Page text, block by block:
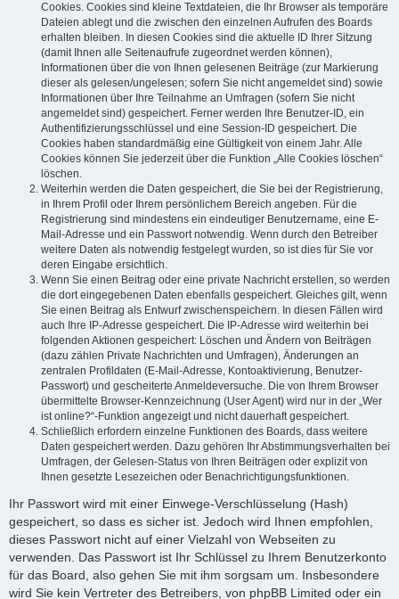
Cookies. Cookies sind kleine Textdateien, die Ihr Browser als temporäre
Dateien ablegt und die zwischen den einzelnen Aufrufen des Boards
erhalten bleiben. In diesen Cookies sind die aktuelle ID Ihrer Sitzung
(damit Ihnen alle Seitenaufrufe zugeordnet werden können),
Informationen über die von Ihnen gelesenen Beiträge (zur Markierung
dieser als gelesen/ungelesen; sofern Sie nicht angemeldet sind) sowie
Informationen über Ihre Teilnahme an Umfragen (sofern Sie nicht
angemeldet sind) gespeichert. Ferner werden Ihre Benutzer-ID, ein
Authentifizierungsschlüssel und eine Session-ID gespeichert. Die
Cookies haben standardmäßig eine Gültigkeit von einem Jahr. Alle
Cookies können Sie jederzeit über die Funktion „Alle Cookies löschen“
löschen.
Weiterhin werden die Daten gespeichert, die Sie bei der Registrierung,
in Ihrem Profil oder Ihrem persönlichem Bereich angeben. Für die
Registrierung sind mindestens ein eindeutiger Benutzername, eine E-
Mail-Adresse und ein Passwort notwendig. Wenn durch den Betreiber
weitere Daten als notwendig festgelegt wurden, so ist dies für Sie vor
deren Eingabe ersichtlich.
Wenn Sie einen Beitrag oder eine private Nachricht erstellen, so werden
die dort eingegebenen Daten ebenfalls gespeichert. Gleiches gilt, wenn
Sie einen Beitrag als Entwurf zwischenspeichern. In diesen Fällen wird
auch Ihre IP-Adresse gespeichert. Die IP-Adresse wird weiterhin bei
folgenden Aktionen gespeichert: Löschen und Ändern von Beiträgen
(dazu zählen Private Nachrichten und Umfragen), Änderungen an
zentralen Profildaten (E-Mail-Adresse, Kontoaktivierung, Benutzer-
Passwort) und gescheiterte Anmeldeversuche. Die von Ihrem Browser
übermittelte Browser-Kennzeichnung (User Agent) wird nur in der „Wer
ist online?“-Funktion angezeigt und nicht dauerhaft gespeichert.
Schließlich erfordern einzelne Funktionen des Boards, dass weitere
Daten gespeichert werden. Dazu gehören Ihr Abstimmungsverhalten bei
Umfragen, der Gelesen-Status von Ihren Beiträgen oder explizit von
Ihnen gesetzte Lesezeichen oder Benachrichtigungsfunktionen.
Ihr Passwort wird mit einer Einwege-Verschlüsselung (Hash)
gespeichert, so dass es sicher ist. Jedoch wird Ihnen empfohlen,
dieses Passwort nicht auf einer Vielzahl von Webseiten zu
verwenden. Das Passwort ist Ihr Schlüssel zu Ihrem Benutzerkonto
für das Board, also gehen Sie mit ihm sorgsam um. Insbesondere
wird Sie kein Vertreter des Betreibers, von phpBB Limited oder ein